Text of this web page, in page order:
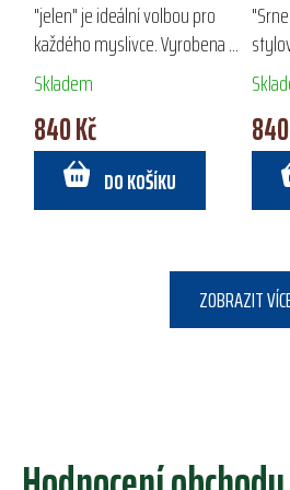
"jelen" je ideální volbou pro
každého myslivce. Vyrobena z
kvalitní broušené hovězí kůže,
nabízí prostorné uspořádání s
2 velkými přihrádkami na...
Skladem
840 Kč
DO KOŠÍKU
2
ZOBRAZIT